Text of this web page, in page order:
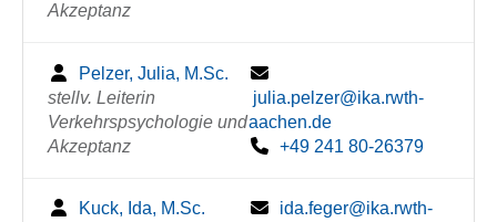
Akzeptanz
Pelzer, Julia, M.Sc.
stellv. Leiterin
Verkehrspsychologie und
Akzeptanz
julia.pelzer@ika.rwth-
aachen.de
+49 241 80-26379
Kuck, Ida, M.Sc.
ida.feger@ika.rwth-